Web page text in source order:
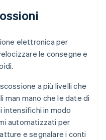
elettronica per
le consegne e
a più livelli che
man mano che le date di
intensifichi in modo
automatizzati per
e segnalare i conti